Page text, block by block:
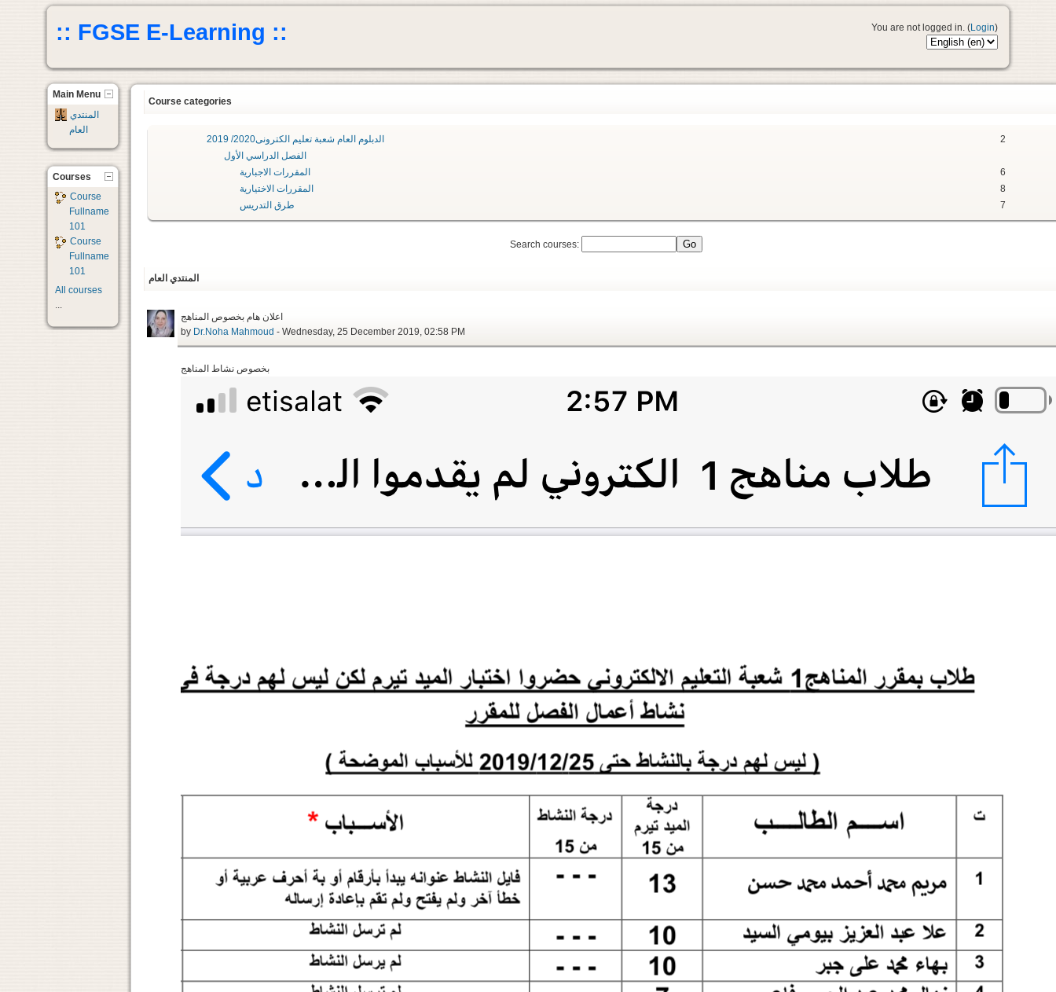
:: FGSE E-Learning :: You are not logged in. (Login)
Main Menu
المنتدي
العام
Courses
Course
Fullname
101
Course
Fullname
101
All courses
...
Course categories
الدبلوم العام شعبة تعليم الكترونى2020/ 2019
2
الفصل الدراسي الأول
المقررات الاجبارية
6
المقررات الاختيارية
8
طرق التدريس
7
Search courses:
المنتدي العام
اعلان هام بخصوص المناهج
by Dr.Noha Mahmoud - Wednesday, 25 December 2019, 02:58 PM
بخصوص نشاط المناهج